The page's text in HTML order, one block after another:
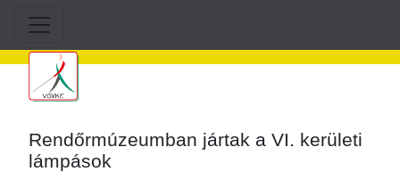
Rendőrmúzeumban jártak a VI. kerületi
lámpások